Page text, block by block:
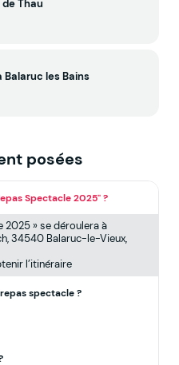
Thau
Balaruc les Bains
posées
Spectacle 2025" ?
2025 » se déroulera à
34540 Balaruc-le-Vieux,
l’itinéraire
spectacle ?